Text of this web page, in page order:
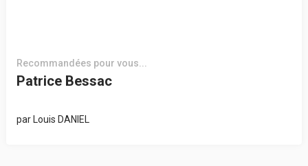
Recommandées pour vous...
Patrice Bessac
par Louis DANIEL